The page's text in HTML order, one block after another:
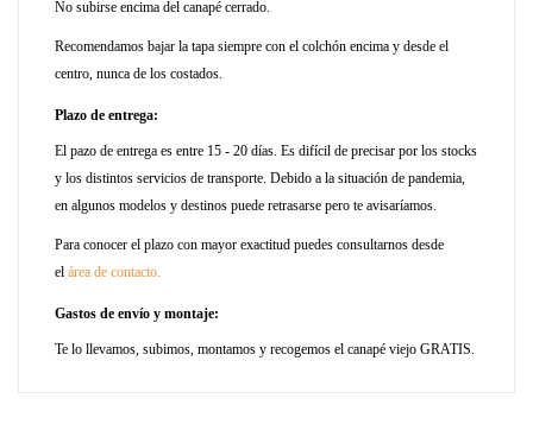
No subirse encima del canapé cerrado.
Recomendamos bajar la tapa siempre con el colchón encima y desde el
centro, nunca de los costados.
Plazo de entrega:
El pazo de entrega es entre 15 - 20 días. Es difícil de precisar por los stocks
y los distintos servicios de transporte. Debido a la situación de pandemia,
en algunos modelos y destinos puede retrasarse pero te avisaríamos.
Para conocer el plazo con mayor exactitud puedes consultarnos desde
el área de contacto.
Gastos de envío y montaje:
Te lo llevamos, subimos, montamos y recogemos el canapé viejo GRATIS.